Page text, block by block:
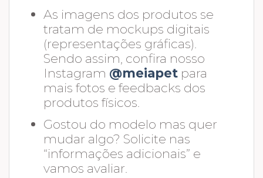
As imagens dos produtos se
tratam de mockups digitais
(representações gráficas).
Sendo assim, confira nosso
Instagram @meiapetpara
mais fotos e feedbacks dos
produtos físicos.
Gostou do modelo mas quer
mudar algo? Solicite nas
“informações adicionais” e
vamos avaliar.